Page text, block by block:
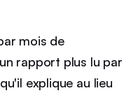
mois de
rapport plus lu par
explique au lieu